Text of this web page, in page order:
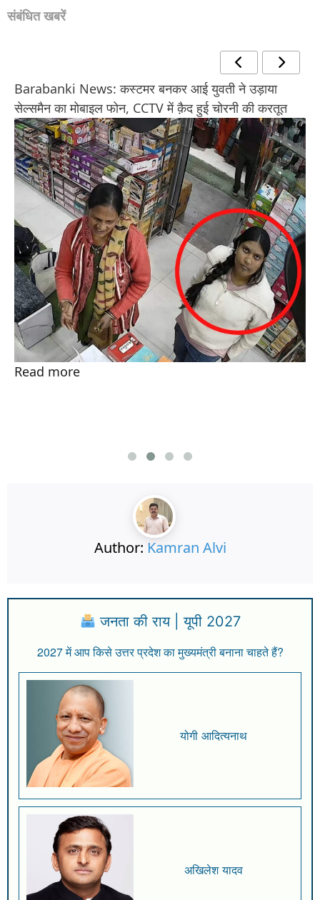
संबंधित खबरें
Barabanki News: मायके में रह रही पत्नी को विदा कराने पहुंचे
युवक की जलकर मौत, साले पर हत्या का आरोप
Read more
Author: Kamran Alvi
जनता की राय | यूपी 2027
2027 में आप किसे उत्तर प्रदेश का मुख्यमंत्री बनाना चाहते हैं?
योगी आदित्यनाथ
अखिलेश यादव